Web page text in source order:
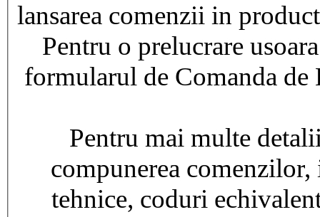
lansarea comenzii in
Pentru o prelucrare
formularul de Comanda
Pentru mai multe
compunerea
tehnice, coduri